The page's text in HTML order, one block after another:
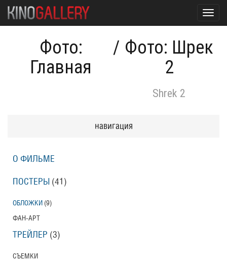
Фото:
Главная
/ Фото: Шрек
2
Shrek 2
навигация
О ФИЛЬМЕ
ПОСТЕРЫ (41)
ОБЛОЖКИ (9)
ФАН-АРТ
ТРЕЙЛЕР (3)
СЪЕМКИ